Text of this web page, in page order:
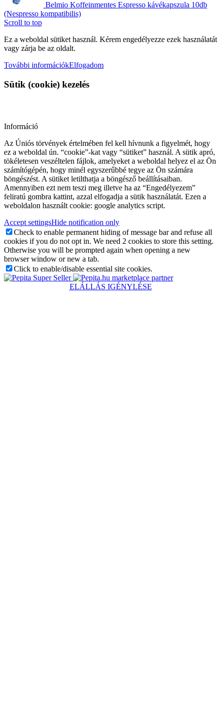
Belmio Koffeinmentes Espresso kávékapszula 10db
(Nespresso kompatibilis)
Scroll to top
Ez a weboldal sütiket használ. Kérem engedélyezze ezek használatát
vagy zárja be az oldalt.
További információkElfogadom
Sütik (cookie) kezelés
Információ
Az Úniós törvények értelmében fel kell hívnunk a figyelmét, hogy
ez a weboldal ún. “cookie”-kat vagy “sütiket” használ. A sütik apró,
tökéletesen veszéltelen fájlok, amelyeket a weboldal helyez el az Ön
számítógépén, hogy minél egyszerűbbé tegye az Ön számára
böngészést. A sütiket letilthatja a böngésző beállításaiban.
Amennyiben ezt nem teszi meg illetve ha az “Engedélyezem”
feliratú gombra kattint, azzal elfogadja a sütik használatát. Ezen a
weboldalon használt cookie: google analytics script.
Accept settingsHide notification only
Check to enable permanent hiding of message bar and refuse all
cookies if you do not opt in. We need 2 cookies to store this setting.
Otherwise you will be prompted again when opening a new
browser window or new a tab.
Click to enable/disable essential site cookies.
marketplace partner
ELÁLLÁS IGÉNYLÉSE